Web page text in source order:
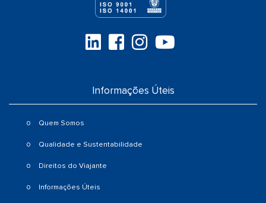
Informações Úteis
Quem Somos
Qualidade e Sustentabilidade
Direitos do Viajante
Informações Úteis